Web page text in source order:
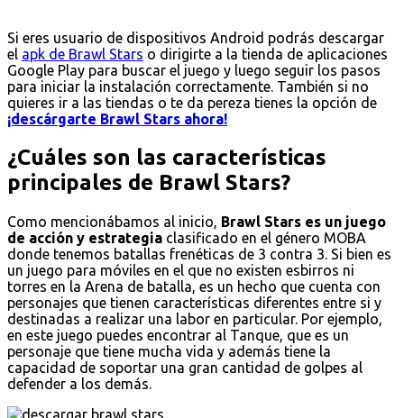
Si eres usuario de dispositivos Android podrás descargar
el apk de Brawl Stars o dirigirte a la tienda de aplicaciones
Google Play para buscar el juego y luego seguir los pasos
para iniciar la instalación correctamente. También si no
quieres ir a las tiendas o te da pereza tienes la opción de
¡descárgarte Brawl Stars ahora!
¿Cuáles son las características
principales de Brawl Stars?
Como mencionábamos al inicio, Brawl Stars es un juego
de acción y estrategia clasificado en el género MOBA
donde tenemos batallas frenéticas de 3 contra 3. Si bien es
un juego para móviles en el que no existen esbirros ni
torres en la Arena de batalla, es un hecho que cuenta con
personajes que tienen características diferentes entre si y
destinadas a realizar una labor en particular. Por ejemplo,
en este juego puedes encontrar al Tanque, que es un
personaje que tiene mucha vida y además tiene la
capacidad de soportar una gran cantidad de golpes al
defender a los demás.